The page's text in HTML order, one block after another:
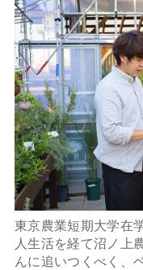
東京農業短期大学在
人生活を経て沼ノ上
んに追いつくべく、